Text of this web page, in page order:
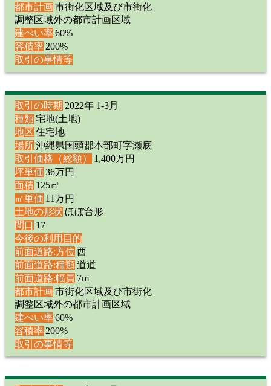
都市計画 市街化区域及び市街化
調整区域外の都市計画区域
建ぺい率60%
容積率200%
取引の事情等
取引の時期 2022年 1-3月
種類 宅地(土地)
地区 住宅地
場所沖縄県国頭郡本部町字瀬底
取引価格（総額）
1,400万円
坪単価 36万円
面積 125㎡
㎡単価 11万円
土地の形状 ほぼ台形
間口 17
今後の利用目的
前面道路:方位 西
前面道路:種類 道道
前面道路:幅員 7m
都市計画 市街化区域及び市街化
調整区域外の都市計画区域
建ぺい率60%
容積率200%
取引の事情等